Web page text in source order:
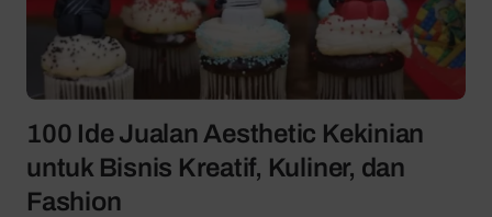
100 Ide Jualan Aesthetic Kekinian
untuk Bisnis Kreatif, Kuliner, dan
Fashion